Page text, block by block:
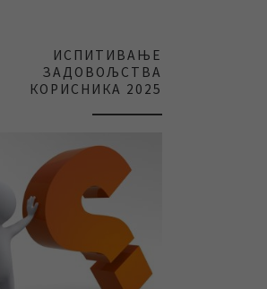
ИСПИТИВАЊЕ
ЗАДОВОЉСТВА
КОРИСНИКА 2025